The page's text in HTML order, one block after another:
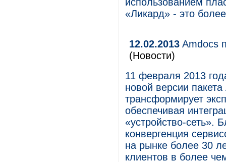
«Ликард» - это
12.02.2013 Amdocs
(Новости)
11 февраля 2013
новой версии
трансформирует
обеспечивая
«устройство-сеть».
конвергенция
на рынке более 30
клиентов в более